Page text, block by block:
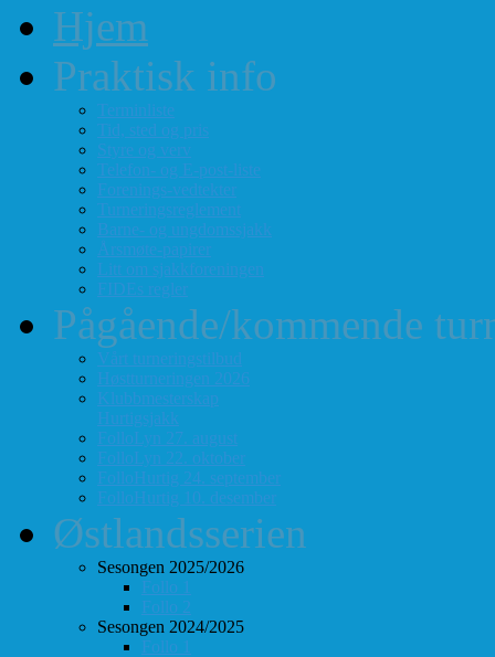
Hjem
Praktisk info
Terminliste
Tid, sted og pris
Styre og verv
Telefon- og E-post-liste
Forenings-vedtekter
Turneringsreglement
Barne- og ungdomssjakk
Årsmøte-papirer
Litt om sjakkforeningen
FIDEs regler
Pågående/kommende
Vårt turneringstilbud
Høstturneringen 2026
Klubbmesterskap
Hurtigsjakk
FolloLyn 27. august
FolloLyn 22. oktober
FolloHurtig 24. september
FolloHurtig 10. desember
Østlandsserien
Sesongen 2025/2026
Follo 1
Follo 2
Sesongen 2024/2025
Follo 1